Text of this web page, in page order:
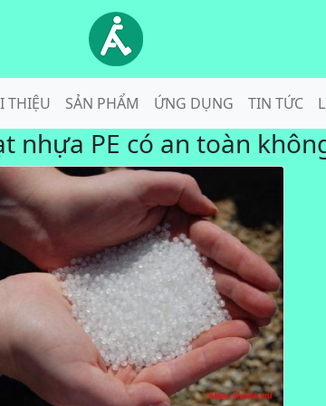
THIỆU SẢN PHẨM ỨNG DỤNG TIN TỨC
nhựa PE có an toàn